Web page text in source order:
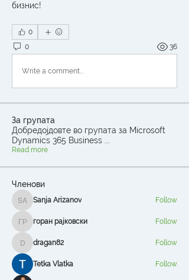
бизнис!
0
0
36
Write a comment...
За групата
Добредојдовте во групата за Microsoft
Dynamics 365 Business ...
Read more
Членови
Sanja Arizanov
Sanja Arizanov Follow
горан рајковски
горан рајковски Follow
dragan82
dragan82 Follow
Tetka Vlatka Follow